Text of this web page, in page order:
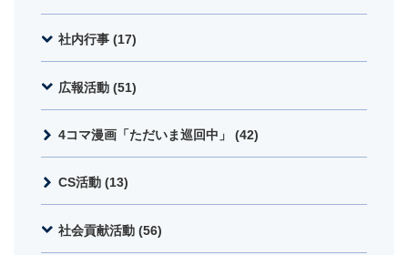
社内行事 (17)
広報活動 (51)
4コマ漫画「ただいま巡回中」 (42)
CS活動 (13)
社会貢献活動 (56)